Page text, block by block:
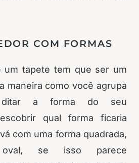
COM FORMAS
um tapete tem que ser um
maneira como você agrupa
ditar a forma do seu
qual forma ficaria
com uma forma quadrada,
se isso parece